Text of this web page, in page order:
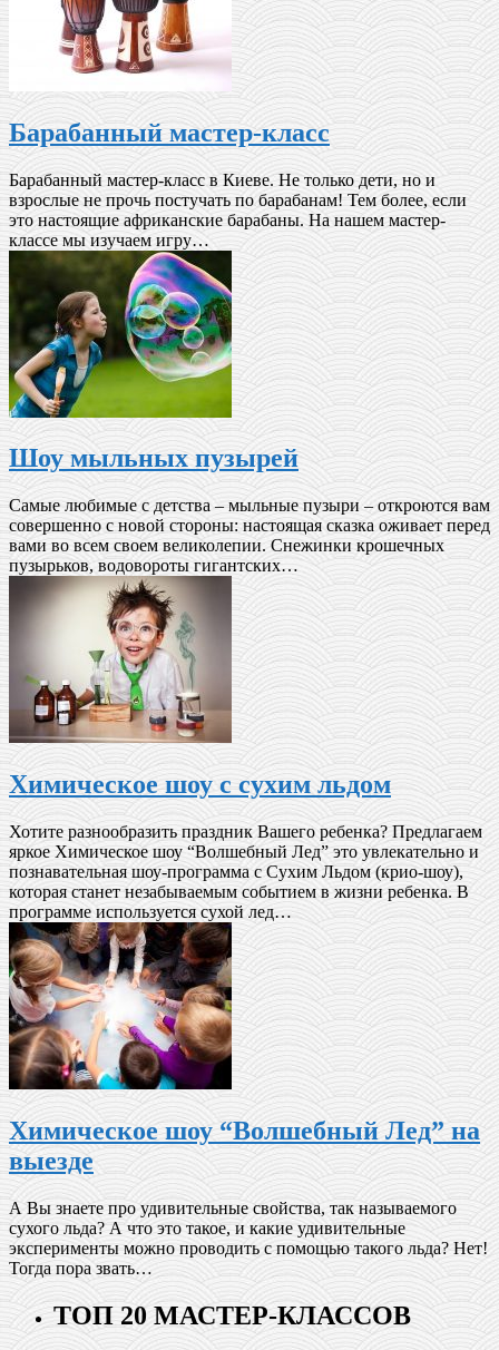
Барабанный мастер-класс
Барабанный мастер-класс в Киеве. Не только дети, но и
взрослые не прочь постучать по барабанам! Тем более, если
это настоящие африканские барабаны. На нашем мастер-
классе мы изучаем игру…
Шоу мыльных пузырей
Самые любимые с детства – мыльные пузыри – откроются вам
совершенно с новой стороны: настоящая сказка оживает перед
вами во всем своем великолепии. Снежинки крошечных
пузырьков, водовороты гигантских…
Химическое шоу с сухим льдом
Хотите разнообразить праздник Вашего ребенка? Предлагаем
яркое Химическое шоу “Волшебный Лед” это увлекательно и
познавательная шоу-программа с Сухим Льдом (крио-шоу),
которая станет незабываемым событием в жизни ребенка. В
программе используется сухой лед…
Химическое шоу “Волшебный Лед” на
выезде
А Вы знаете про удивительные свойства, так называемого
сухого льда? А что это такое, и какие удивительные
эксперименты можно проводить с помощью такого льда? Нет!
Тогда пора звать…
ТОП 20 МАСТЕР-КЛАССОВ